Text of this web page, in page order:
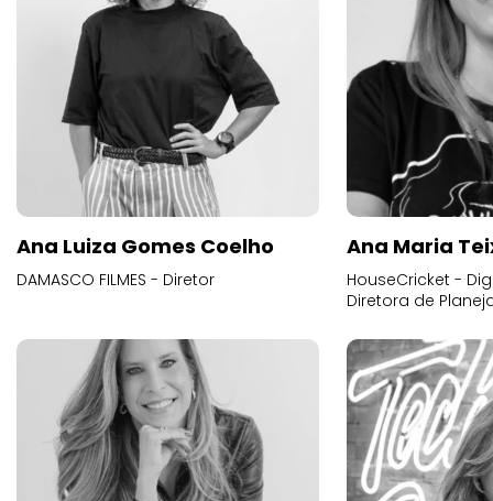
Ana Luiza Gomes Coelho
DAMASCO FILMES - Diretor
Ana Maria
HouseCricket -
Diretora de